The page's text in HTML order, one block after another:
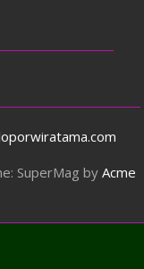
SuperMag byAcme